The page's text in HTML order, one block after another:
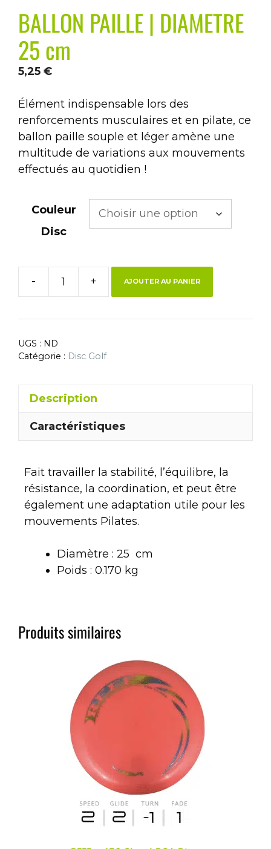
BALLON PAILLE | DIAMETRE
25 cm
5,25 €
Élément indispensable lors des
renforcements musculaires et en pilate, ce
ballon paille souple et léger amène une
multitude de variations aux mouvements
effectués au quotidien !
Couleur
Disc
- + AJOUTER AU PANIER
UGS : ND
Catégorie : Disc Golf
Description
Caractéristiques
Fait travailler la stabilité, l’équilibre, la
résistance, la coordination, et peut être
également une adaptation utile pour les
mouvements Pilates.
Diamètre : 25 cm
Poids : 0.170 kg
Produits similaires